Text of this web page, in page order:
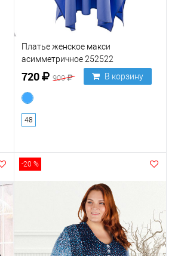
Платье женское макси
асимметричное 252522
720 900 В корзину
48
-20 %